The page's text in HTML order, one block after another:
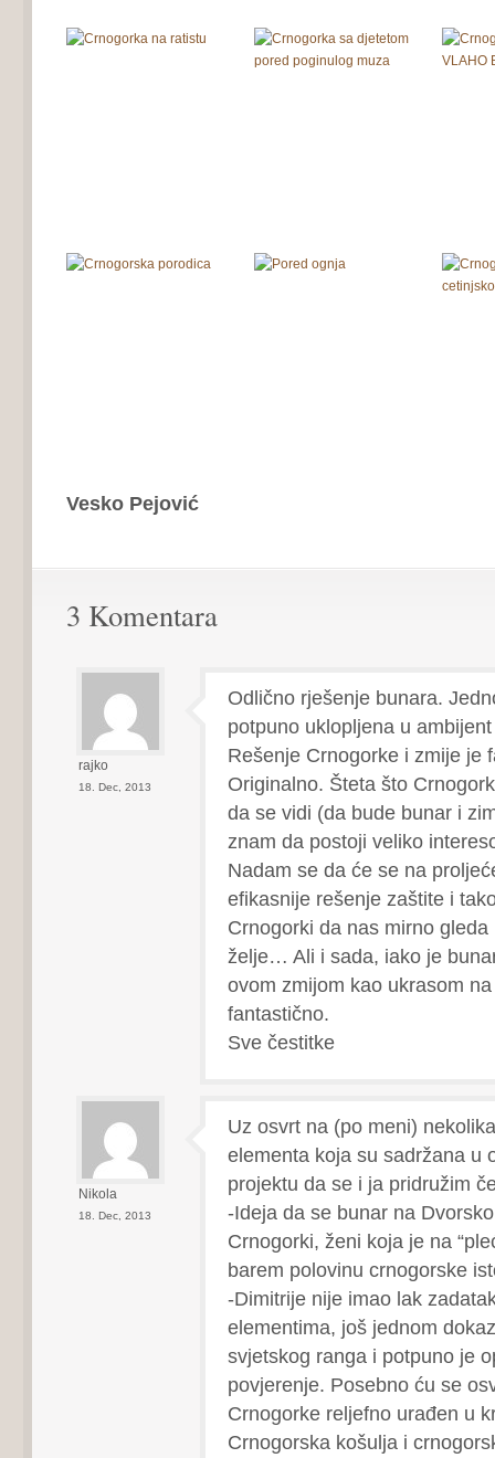
Vesko Pejović
3 Komentara
rajko
18. Dec, 2013
Odlično rješenje bunara.
potpuno uklopljena u
Rešenje Crnogorke i zmije je
Originalno. Šteta što
da se vidi (da bude bunar i
znam da postoji veliko
Nadam se da će se na
efikasnije rešenje zaštite i
Crnogorki da nas mirno gleda
želje… Ali i sada, iako je
ovom zmijom kao ukrasom
fantastično.
Sve čestitke
Nikola
18. Dec, 2013
Uz osvrt na (po meni)
elementa koja su sadržana u
projektu da se i ja pridružim
-Ideja da se bunar na
Crnogorki, ženi koja je na
barem polovinu crnogorske
-Dimitrije nije imao lak
elementima, još jednom
svjetskog ranga i potpuno je
povjerenje. Posebno ću se
Crnogorke reljefno urađen u
Crnogorska košulja i